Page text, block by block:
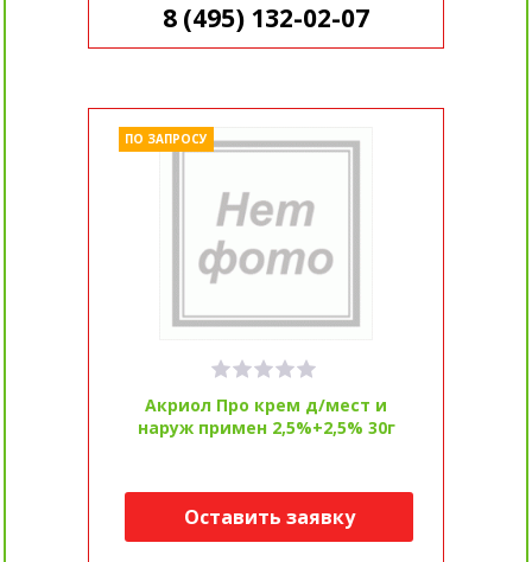
8 (495) 132-02-07
Акриол Про крем д/мест и
наруж примен 2,5%+2,5% 30г
ПО ЗАПРОСУ
Оставить заявку